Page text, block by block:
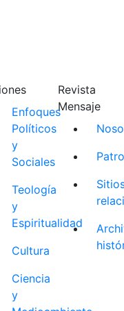
Enfoques
Políticos
y
Sociales
Teología
y
Espiritualidad
Cultura
Ciencia
y
Revista
Mensaje